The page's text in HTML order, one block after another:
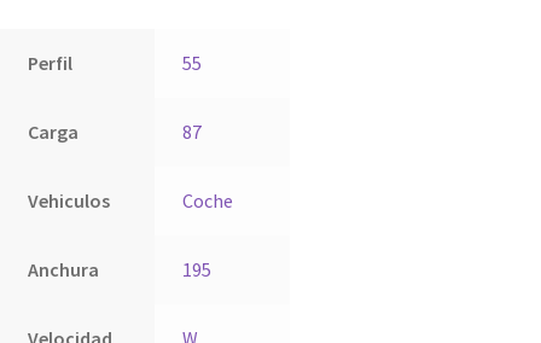
Perfil 55
Carga 87
Vehiculos Coche
Anchura 195
Velocidad W